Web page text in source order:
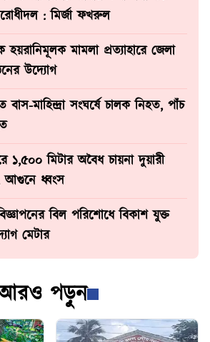
: মির্জা ফখরুল
হয়রানিমূলক মামলা প্রত্যাহারে জেলা
উদ্যোগ
বাস-মাহিন্দ্রা সংঘর্ষে চালক নিহত, পাঁচ
১,৫০০ মিটার অবৈধ চায়না দুয়ারী
আগুনে ধ্বংস
বিল পরিশোধে বিকাশ যুক্ত
মেটার
আরও পড়ুন